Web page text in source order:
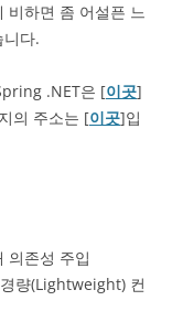
비하면 좀 어설픈 느
다.
.NET은 [이곳]
의 주소는 [이곳]입
의존성 주입
량(Lightweight) 컨